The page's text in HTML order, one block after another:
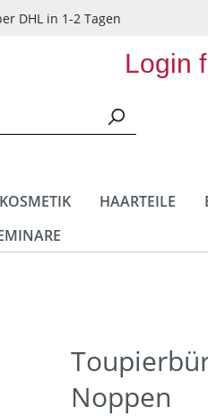
DHL in 1-2 Tagen
Login
KOSMETIK HAARTEILE
Noppen